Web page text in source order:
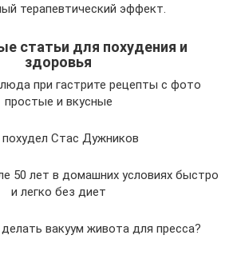
терапевтический эффект.
статьи для похудения и
здоровья
при гастрите рецепты с фото
простые и вкусные
похудел Стас Дужников
50 лет в домашних условиях быстро
и легко без диет
вакуум живота для пресса?